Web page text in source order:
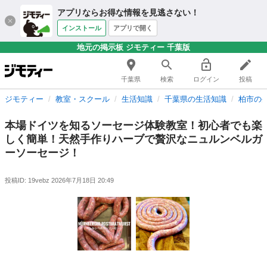
アプリならお得な情報を見逃さない！
インストール アプリで開く
地元の掲示板 ジモティー 千葉版
千葉県 検索 ログイン 投稿
ジモティー 教室・スクール 生活知識 千葉県の生活知識 柏市の
本場ドイツを知るソーセージ体験教室！初心者でも楽
しく簡単！天然手作りハーブで贅沢なニュルンベルガ
ーソーセージ！
投稿ID: 19vebz 2026年7月18日 20:49